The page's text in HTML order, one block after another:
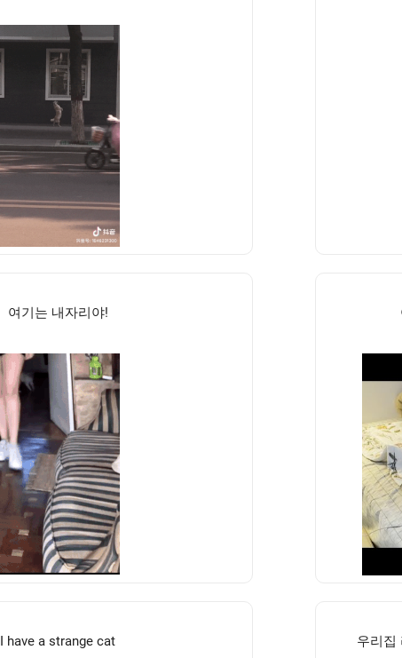
여기는 내자리야!
I have a strange cat 우리집